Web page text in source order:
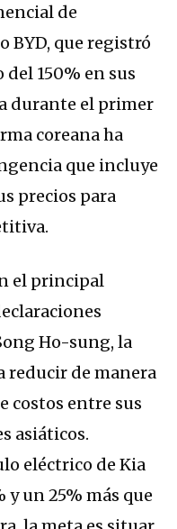
de
BYD, que registró
150% en sus
durante el primer
coreana ha
que incluye
precios para
el principal
Ho-sung, la
reducir de manera
costos entre sus
asiáticos.
eléctrico de Kia
un 25% más que